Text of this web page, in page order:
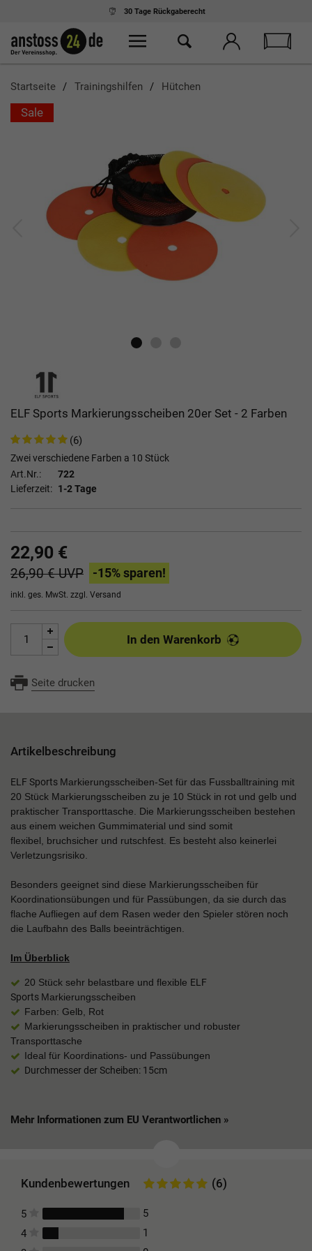
30 Tage Rückgaberecht
Startseite Trainingshilfen Hütchen
Sale
ELF Sports Markierungsscheiben 20er Set - 2 Farben
(6)
Zwei verschiedene Farben a 10 Stück
Art.Nr.:
722
Lieferzeit: 1-2 Tage
22,90 €
26,90 €UVP -15% sparen!
inkl. ges. MwSt. zzgl. Versand
In den Warenkorb
Seite drucken
Artikelbeschreibung
ELF Sports Markierungsscheiben-Set für das Fussballtraining mit
20 Stück Markierungsscheiben zu je 10 Stück in rot und gelb und
praktischer Transporttasche. Die Markierungsscheiben bestehen
aus einem weichen Gummimaterial und sind somit
flexibel, bruchsicher und rutschfest. Es besteht also keinerlei
Verletzungsrisiko.
Besonders geeignet sind diese Markierungsscheiben für
Koordinationsübungen und für Passübungen, da sie durch das
flache Aufliegen auf dem Rasen weder den Spieler stören noch
die Laufbahn des Balls beeinträchtigen.
Im Überblick
20 Stück sehr belastbare und flexible ELF
Sports Markierungsscheiben
Farben: Gelb, Rot
Markierungsscheiben in praktischer und robuster
Transporttasche
Ideal für Koordinations- und Passübungen
Durchmesser der Scheiben: 15cm
Mehr Informationen zum EU Verantwortlichen »
Kundenbewertungen (6)
5
5
4
1